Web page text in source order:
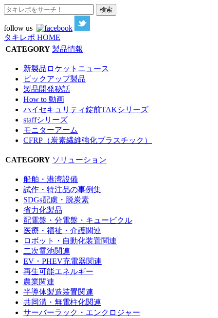
follow us
タキレポ HOME
CATEGORY 製品情報
新製品ロケットニュース
ピックアップ製品
製品開発秘話
How to 動画
ハイセキュリティ錠前TAKシリーズ
staffシリーズ
モニターアーム
CFRP（炭素繊維強化プラスチック）
CATEGORY ソリューション
船舶・港湾設備
試作・特注品の事例集
SDGs配慮・脱炭素
省力化製品
配電盤・分電盤・キュービクル
医療・福祉・介護関連
ロボット・自動化装置関連
二次電池関連
EV・PHEV充電器関連
再生可能エネルギー
農業関連
半導体製造装置関連
共同溝・無電柱化関連
サーバーラック・エンクロジャー